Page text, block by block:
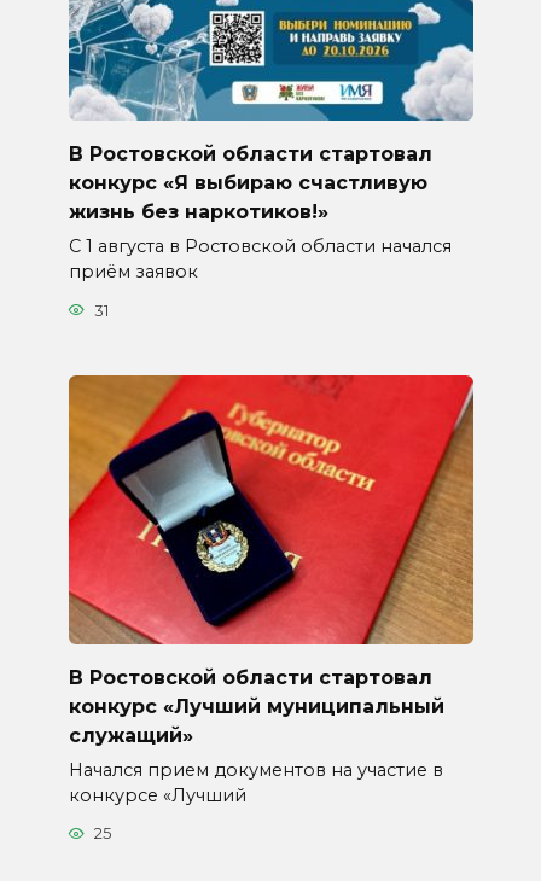
В Ростовской области стартовал
конкурс «Я выбираю счастливую
жизнь без наркотиков!»
С 1 августа в Ростовской области начался
приём заявок
31
В Ростовской области стартовал
конкурс «Лучший муниципальный
служащий»
Начался прием документов на участие в
конкурсе «Лучший
25